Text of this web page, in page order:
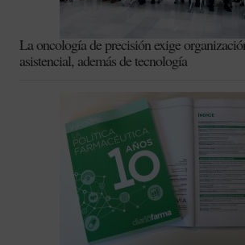
La oncología de precisión exige
asistencial, además de tecnología